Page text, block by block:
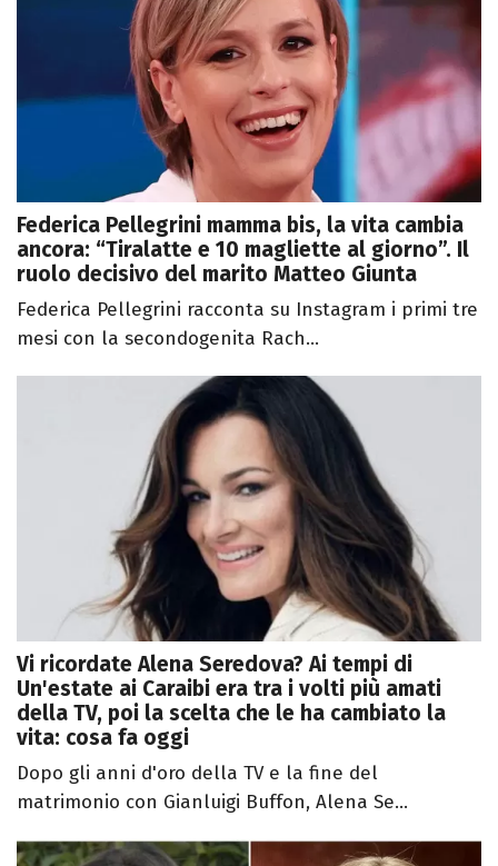
Federica Pellegrini mamma bis, la vita cambia
ancora: “Tiralatte e 10 magliette al giorno”. Il
ruolo decisivo del marito Matteo Giunta
Federica Pellegrini racconta su Instagram i primi tre
mesi con la secondogenita Rach...
Vi ricordate Alena Seredova? Ai tempi di
Un'estate ai Caraibi era tra i volti più amati
della TV, poi la scelta che le ha cambiato la
vita: cosa fa oggi
Dopo gli anni d'oro della TV e la fine del
matrimonio con Gianluigi Buffon, Alena Se...